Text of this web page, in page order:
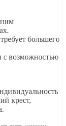
большего
с возможностью
крест,